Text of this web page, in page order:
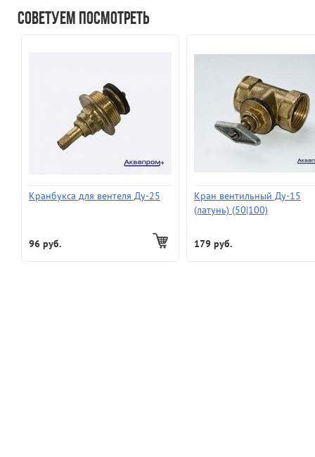
Советуем посмотреть
Кранбукса для вентеля Ду-25
96 руб.
Кран вентильный Ду-15
(латунь) (50|100)
179 руб.